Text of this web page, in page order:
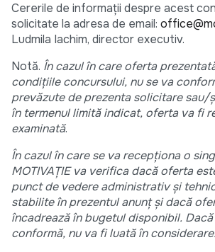
Cererile de informații despre acest
solicitate la adresa de email:
Ludmila Iachim, director executiv.
Notă. În cazul în care oferta
condiţiile concursului, nu se va
prevăzute de prezenta solicitare sau/
în termenul limită indicat, oferta va fi
examinată.
În cazul în care se va recepționa o
MOTIVAȚIE va verifica dacă oferta
punct de vedere administrativ și
stabilite în prezentul anunț și dacă
încadrează în bugetul disponibil.
conformă, nu va fi luată în considerare.